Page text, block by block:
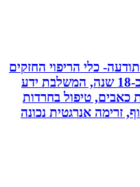
כלי הריפוי החזקים
בעולם!!! נטורופתית כ-18 שנה, המשלבת ידע
טיפול בחרדות
אנרגטית נכונה